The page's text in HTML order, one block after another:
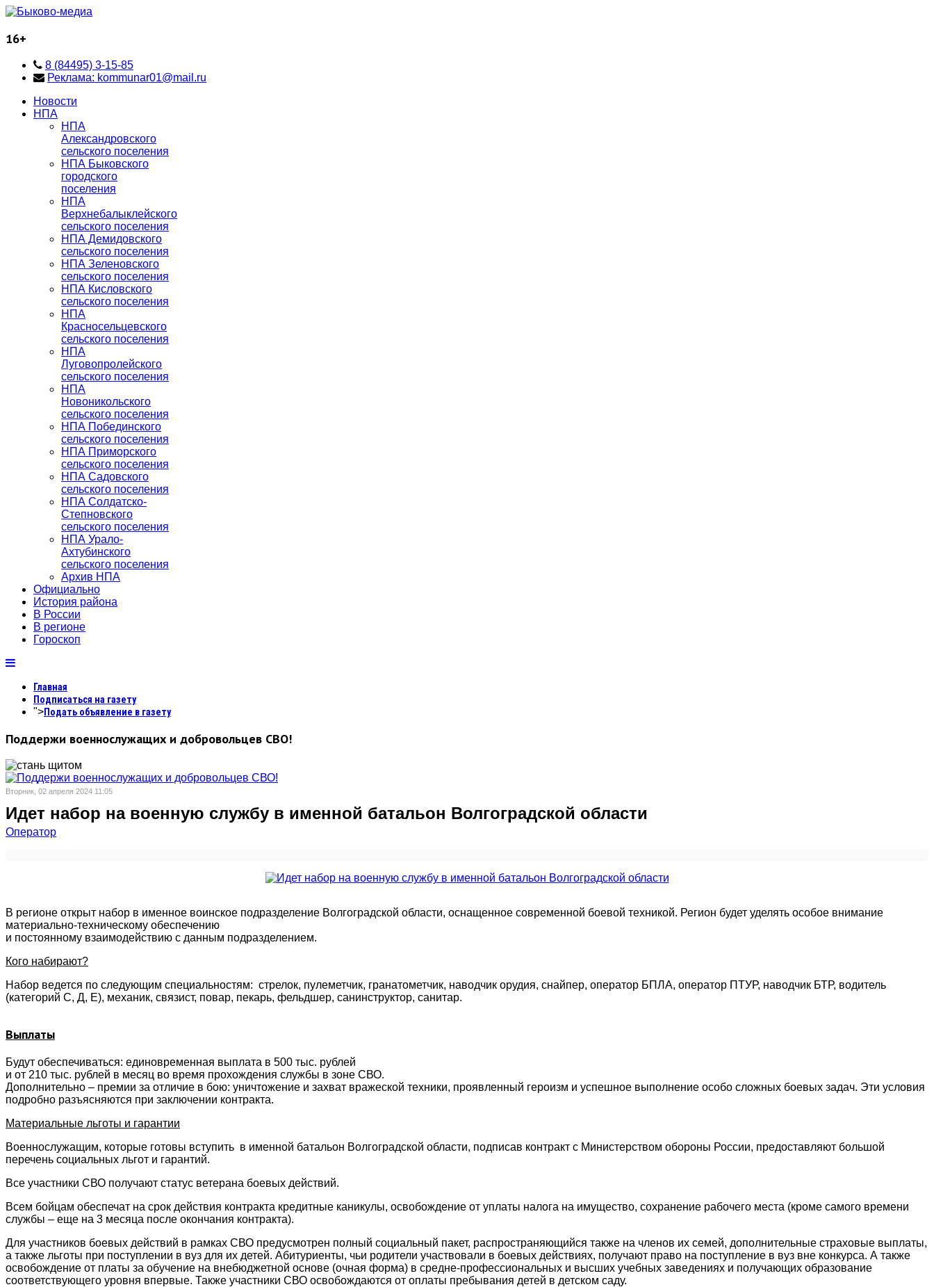
16+
8 (84495) 3-15-85
Реклама: kommunar01@mail.ru
Новости
НПА
НПА
Александровского
сельского поселения
НПА Быковского
городского
поселения
НПА
Верхнебалыклейского
сельского поселения
НПА Демидовского
сельского поселения
НПА Зеленовского
сельского поселения
НПА Кисловского
сельского поселения
НПА
Красносельцевского
сельского поселения
НПА
Луговопролейского
сельского поселения
НПА
Новоникольского
сельского поселения
НПА Побединского
сельского поселения
НПА Приморского
сельского поселения
НПА Садовского
сельского поселения
НПА Солдатско-
Степновского
сельского поселения
НПА Урало-
Ахтубинского
сельского поселения
Архив НПА
Официально
История района
В России
В регионе
Гороскоп
Главная
Подписаться на газету
">Подать объявление в газету
Поддержи военнослужащих и добровольцев СВО!
Вторник, 02 апреля 2024 11:05
Идет набор на военную службу в именной батальон Волгоградской области
Оператор
В регионе открыт набор в именное воинское подразделение Волгоградской области, оснащенное современной боевой техникой. Регион будет уделять особое внимание
материально-техническому обеспечению
и постоянному взаимодействию с данным подразделением.
Кого набирают?
Набор ведется по следующим специальностям: стрелок, пулеметчик, гранатометчик, наводчик орудия, снайпер, оператор БПЛА, оператор ПТУР, наводчик БТР, водитель
(категорий С, Д, Е), механик, связист, повар, пекарь, фельдшер, санинструктор, санитар.
Выплаты
Будут обеспечиваться: единовременная выплата в 500 тыс. рублей
и от 210 тыс. рублей в месяц во время прохождения службы в зоне СВО.
Дополнительно – премии за отличие в бою: уничтожение и захват вражеской техники, проявленный героизм и успешное выполнение особо сложных боевых задач. Эти условия
подробно разъясняются при заключении контракта.
Материальные льготы и гарантии
Военнослужащим, которые готовы вступить в именной батальон Волгоградской области, подписав контракт с Министерством обороны России, предоставляют большой
перечень социальных льгот и гарантий.
Все участники СВО получают статус ветерана боевых действий.
Всем бойцам обеспечат на срок действия контракта кредитные каникулы, освобождение от уплаты налога на имущество, сохранение рабочего места (кроме самого времени
службы – еще на 3 месяца после окончания контракта).
Для участников боевых действий в рамках СВО предусмотрен полный социальный пакет, распространяющийся также на членов их семей, дополнительные страховые выплаты,
а также льготы при поступлении в вуз для их детей. Абитуриенты, чьи родители участвовали в боевых действиях, получают право на поступление в вуз вне конкурса. А также
освобождение от платы за обучение на внебюджетной основе (очная форма) в средне-профессиональных и высших учебных заведениях и получающих образование
соответствующего уровня впервые. Также участники СВО освобождаются от оплаты пребывания детей в детском саду.